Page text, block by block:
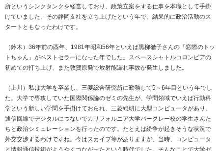
所というシンクタンクを経営しており、政策立案をする仕事を本職として手掛
けていました。その静岡支社を立ち上げたという年で、結果的に政治活動のス
タートともなったわけです。
（鈴木）36年前の酉年、1981年昭和56年といえば黒柳徹子さんの「窓際のトッ
トちゃん」がベストセラーになった年でした。スペースシャトルコロンビアの
初めての打ち上げ、また敦賀原発で放射能漏れ事故が発生しました。
（上川）私は大学を卒業し、三菱総合研究所に勤務して5～6年目という年でし
た。大学で専攻していた国際関係論のゼミの先生が、学問領域でいえば行動科
学という新しい学問を手掛けておられ、三菱総研に大型コンピュータがあり、
通信回線でデジタルにつないでカリフォルニア大学バークレー校の学生さんた
ちと政治シミュレーションを行ったのです。たとえば紛争が起きそうな状況で
外交交渉するわけですね。今はスカイプ等がありますが、当時、コンピュータ